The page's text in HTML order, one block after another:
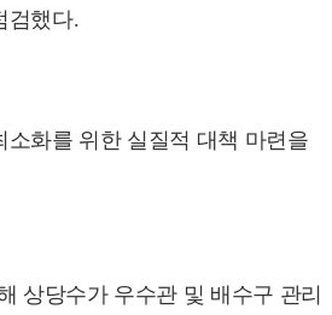
검했다.
소화를 위한 실질적 대책 마련을
상당수가 우수관 및 배수구 관리